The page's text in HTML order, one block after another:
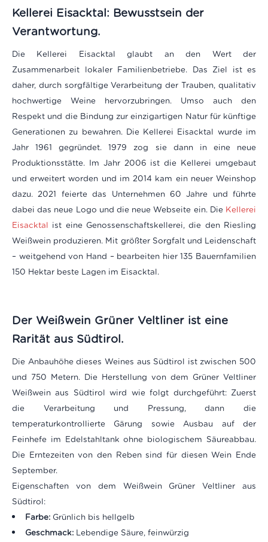
Kellerei Eisacktal: Bewusstsein der
Verantwortung.
Die Kellerei Eisacktal glaubt an den Wert der
Zusammenarbeit lokaler Familienbetriebe. Das Ziel ist es
daher, durch sorgfältige Verarbeitung der Trauben, qualitativ
hochwertige Weine hervorzubringen. Umso auch den
Respekt und die Bindung zur einzigartigen Natur für künftige
Generationen zu bewahren. Die Kellerei Eisacktal wurde im
Jahr 1961 gegründet. 1979 zog sie dann in eine neue
Produktionsstätte. Im Jahr 2006 ist die Kellerei umgebaut
und erweitert worden und im 2014 kam ein neuer Weinshop
dazu. 2021 feierte das Unternehmen 60 Jahre und führte
dabei das neue Logo und die neue Webseite ein. Die Kellerei
Eisacktal ist eine Genossenschaftskellerei, die den Riesling
Weißwein produzieren. Mit größter Sorgfalt und Leidenschaft
– weitgehend von Hand – bearbeiten hier 135 Bauernfamilien
150 Hektar beste Lagen im Eisacktal.
Der Weißwein Grüner Veltliner ist eine
Rarität aus Südtirol.
Die Anbauhöhe dieses Weines aus Südtirol ist zwischen 500
und 750 Metern. Die Herstellung von dem Grüner Veltliner
Weißwein aus Südtirol wird wie folgt durchgeführt: Zuerst
die Verarbeitung und Pressung, dann die
temperaturkontrollierte Gärung sowie Ausbau auf der
Feinhefe im Edelstahltank ohne biologischem Säureabbau.
Die Erntezeiten von den Reben sind für diesen Wein Ende
September.
Eigenschaften von dem Weißwein Grüner Veltliner aus
Südtirol:
Farbe: Grünlich bis hellgelb
Geschmack: Lebendige Säure, feinwürzig